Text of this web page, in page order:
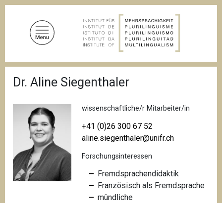
D
f
a
n
a
t
i
o
Dr. Aline Siegenthaler
wissenschaftliche/r Mitarbeiter/in
+41 (0)26 300 67 52
aline.siegenthaler@unifr.ch
Forschungsinteressen
Fremdsprachendidaktik
Französisch als Fremdsprache
mündliche